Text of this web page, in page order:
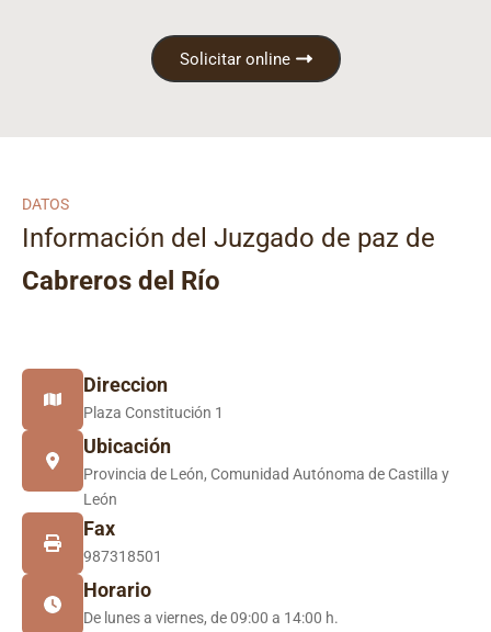
Solicitar online
DATOS
Información del Juzgado de paz de
Cabreros del Río
Direccion
Plaza Constitución 1
Ubicación
Provincia de León, Comunidad Autónoma de Castilla y
León
Fax
987318501
Horario
De lunes a viernes, de 09:00 a 14:00 h.